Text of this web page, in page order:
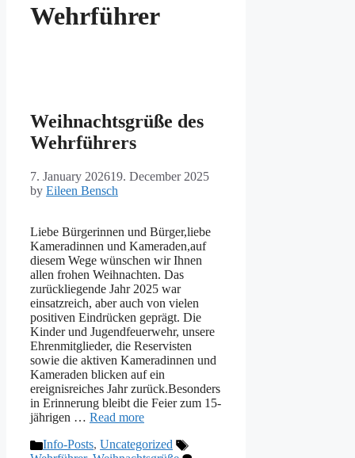
Wehrführer
Weihnachtsgrüße des
Wehrführers
7. January 202619. December 2025
by Eileen Bensch
Liebe Bürgerinnen und Bürger,liebe
Kameradinnen und Kameraden,auf
diesem Wege wünschen wir Ihnen
allen frohen Weihnachten. Das
zurückliegende Jahr 2025 war
einsatzreich, aber auch von vielen
positiven Eindrücken geprägt. Die
Kinder und Jugendfeuerwehr, unsere
Ehrenmitglieder, die Reservisten
sowie die aktiven Kameradinnen und
Kameraden blicken auf ein
ereignisreiches Jahr zurück.Besonders
in Erinnerung bleibt die Feier zum 15-
jährigen … Read more
Categories
Info-Posts, Uncategorized
Tags